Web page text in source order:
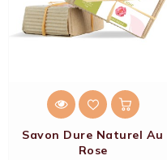
Savon Dure Naturel Au
Rose